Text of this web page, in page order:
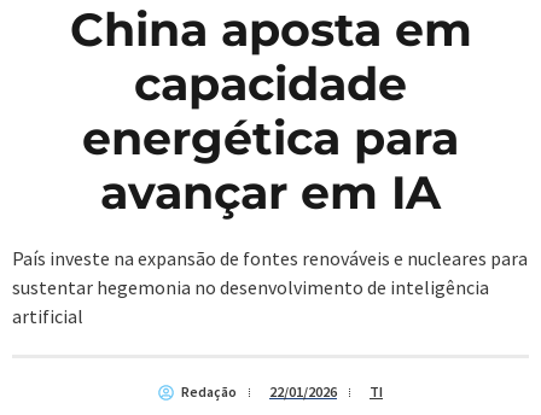
China aposta em
capacidade
energética para
avançar em IA
País investe na expansão de fontes renováveis e nucleares para
sustentar hegemonia no desenvolvimento de inteligência
artificial
Redação 22/01/2026 TI